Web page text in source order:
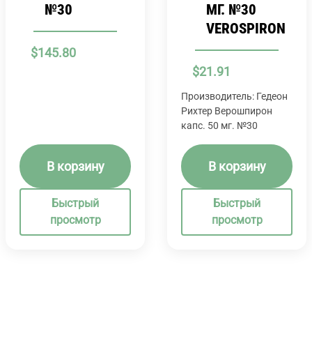
№30
$145.80
В корзину
Быстрый
просмотр
МГ. №30
VEROSPIRON
$21.91
Производитель: Гедеон
Рихтер Верошпирон
капс. 50 мг. №30
В корзину
Быстрый
просмотр